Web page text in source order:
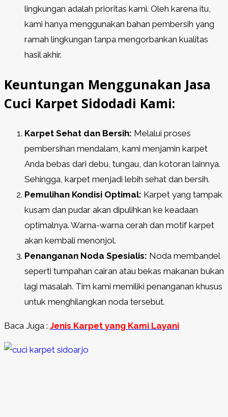
lingkungan adalah prioritas kami. Oleh karena itu,
kami hanya menggunakan bahan pembersih yang
ramah lingkungan tanpa mengorbankan kualitas
hasil akhir.
Keuntungan Menggunakan Jasa
Cuci Karpet Sidodadi Kami:
Karpet Sehat dan Bersih: Melalui proses
pembersihan mendalam, kami menjamin karpet
Anda bebas dari debu, tungau, dan kotoran lainnya.
Sehingga, karpet menjadi lebih sehat dan bersih.
Pemulihan Kondisi Optimal: Karpet yang tampak
kusam dan pudar akan dipulihkan ke keadaan
optimalnya. Warna-warna cerah dan motif karpet
akan kembali menonjol.
Penanganan Noda Spesialis: Noda membandel
seperti tumpahan cairan atau bekas makanan bukan
lagi masalah. Tim kami memiliki penanganan khusus
untuk menghilangkan noda tersebut.
Baca Juga : Jenis Karpet yang Kami Layani